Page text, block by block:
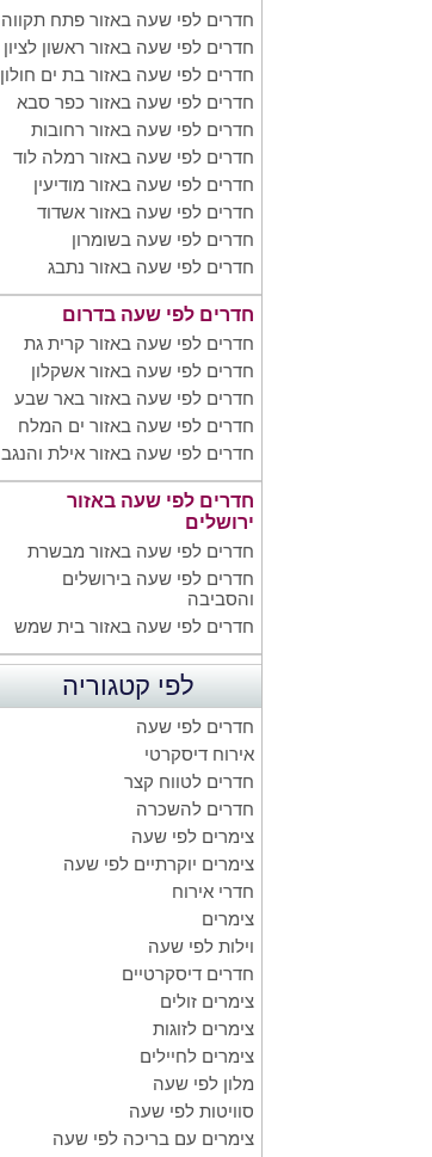
חדרים לפי שעה באזור פתח תקווה
חדרים לפי שעה באזור ראשון לציון
חדרים לפי שעה באזור בת ים חולון
חדרים לפי שעה באזור כפר סבא
חדרים לפי שעה באזור רחובות
חדרים לפי שעה באזור רמלה לוד
חדרים לפי שעה באזור מודיעין
חדרים לפי שעה באזור אשדוד
חדרים לפי שעה בשומרון
חדרים לפי שעה באזור נתבג
חדרים לפי שעה בדרום
חדרים לפי שעה באזור קרית גת
חדרים לפי שעה באזור אשקלון
חדרים לפי שעה באזור באר שבע
חדרים לפי שעה באזור ים המלח
חדרים לפי שעה באזור אילת והנגב
חדרים לפי שעה באזור
ירושלים
חדרים לפי שעה באזור מבשרת
חדרים לפי שעה בירושלים
והסביבה
חדרים לפי שעה באזור בית שמש
לפי קטגוריה
חדרים לפי שעה
אירוח דיסקרטי
חדרים לטווח קצר
חדרים להשכרה
צימרים לפי שעה
צימרים יוקרתיים לפי שעה
חדרי אירוח
צימרים
וילות לפי שעה
חדרים דיסקרטיים
צימרים זולים
צימרים לזוגות
צימרים לחיילים
מלון לפי שעה
סוויטות לפי שעה
צימרים עם בריכה לפי שעה